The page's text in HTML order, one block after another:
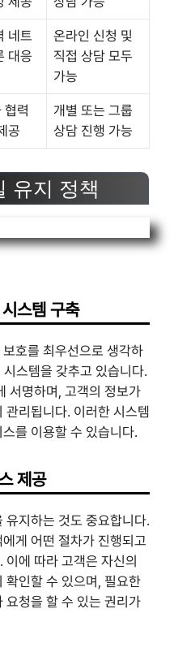
네트
대응
온라인 신청 및
직접 상담 모두
가능
협력
공
개별 또는 그룹
상담 진행 가능
유지 정책
스템 구축
호를 최우선으로 생각하
스템을 갖추고 있습니다.
서명하며, 고객의 정보가
리됩니다. 이러한 시스템
를 이용할 수 있습니다.
제공
유지하는 것도 중요합니다.
게 어떤 절차가 진행되고
에 따라 고객은 자신의
확인할 수 있으며, 필요한
요청을 할 수 있는 권리가